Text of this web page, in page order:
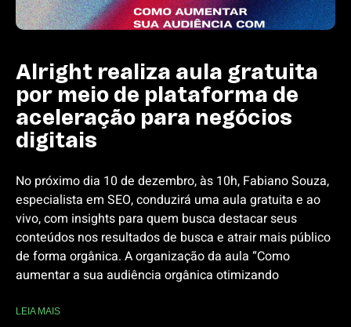
Alright realiza aula gratuita
por meio de plataforma de
aceleração para negócios
digitais
No próximo dia 10 de dezembro, às 10h, Fabiano Souza,
especialista em SEO, conduzirá uma aula gratuita e ao
vivo, com insights para quem busca destacar seus
conteúdos nos resultados de busca e atrair mais público
de forma orgânica. A organização da aula “Como
aumentar a sua audiência orgânica otimizando
LEIA MAIS